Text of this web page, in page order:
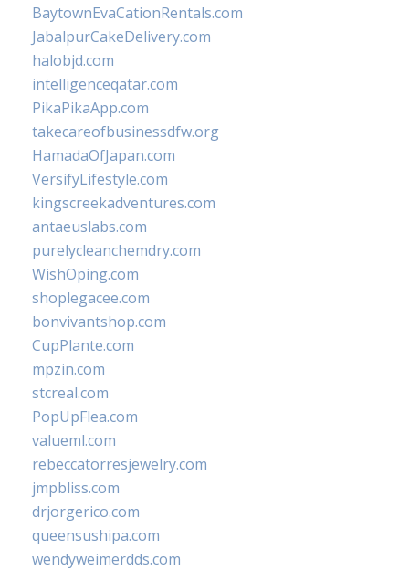
BaytownEvaCationRentals.com
JabalpurCakeDelivery.com
halobjd.com
intelligenceqatar.com
PikaPikaApp.com
takecareofbusinessdfw.org
HamadaOfJapan.com
VersifyLifestyle.com
kingscreekadventures.com
antaeuslabs.com
purelycleanchemdry.com
WishOping.com
shoplegacee.com
bonvivantshop.com
CupPlante.com
mpzin.com
stcreal.com
PopUpFlea.com
valueml.com
rebeccatorresjewelry.com
jmpbliss.com
drjorgerico.com
queensushipa.com
wendyweimerdds.com